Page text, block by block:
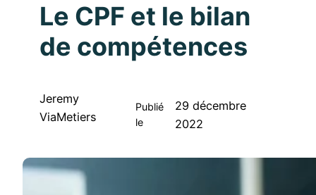
Le CPF et le bilan
de compétences
Jeremy
ViaMetiers
Publié
le
29 décembre
2022